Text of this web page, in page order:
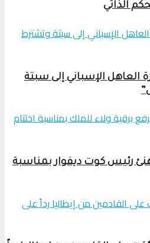
الذاتي
العاهل الإسباني إلى سبتة
رئيس كوت ديفوار بمناسبة